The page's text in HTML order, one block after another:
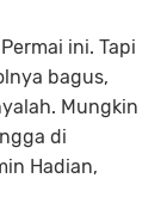
ini. Tapi
bagus,
Mungkin
di
Hadian,